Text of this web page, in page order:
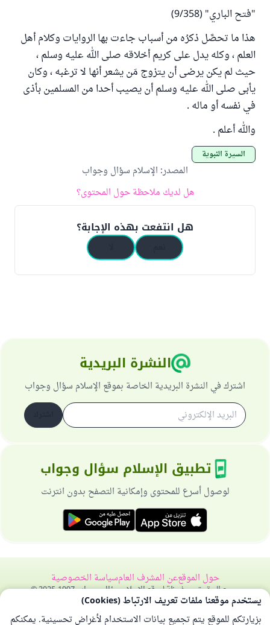
"فتح الباري" (9/358)
هذا ما تحصَّل ذكرُه من أسباب جاءت بها الروايات وكلام أهل
العلم ، وكله يدل على كريم أخلاقه صلى الله عليه وسلم ،
حيث لم يكن يرضى أن يتزوج مَن يشعر أنها لا ترغبه ، وكان
يأبى صلى الله عليه وسلم أن يصيب أحدا من المسلمين بأذى
في نفسه أو ماله .
والله أعلم .
السيرة النبوية
المصدر: الإسلام سؤال وجواب
هل لديك ملاحظة حول المحتوى؟
هل انتفعت بهذه الإجابة؟
النشرة البريدية
اشترك في النشرة البريدية الخاصة بموقع الإسلام سؤال وجواب
تطبيق الإسلام سؤال وجواب
لوصول أسرع للمحتوى وإمكانية التصفح بدون انترنت
حول الموقععن المشرف العامسياسة الخصوصية
جميع الحقوق محفوظة لموقع الإسلام سؤال وجواب 1997-2025 ©
يستخدم موقعنا ملفات تعريف الارتباط (Cookies)
بزيارتكم للموقع يتم تجميع بيانات الاستخدام لأغراض تحسينية. يمكنكم